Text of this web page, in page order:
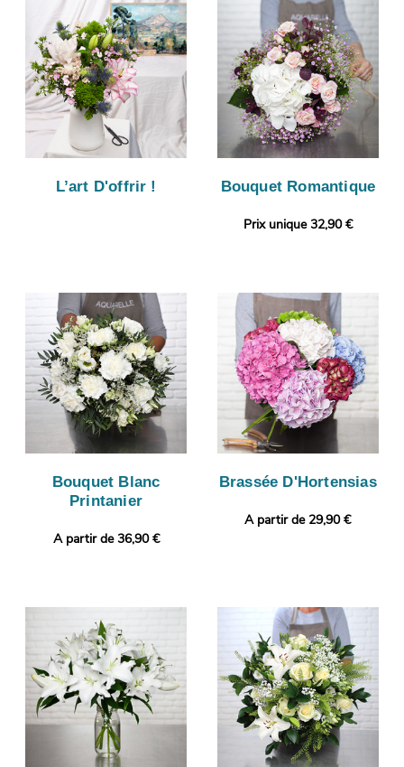
L’art D'offrir ! Bouquet Romantique
Prix unique 32,90 €
Bouquet Blanc
Printanier
A partir de 36,90 €
Brassée D'Hortensias
A partir de 29,90 €